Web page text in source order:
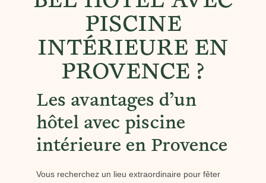
PISCINE
INTÉRIEURE EN
PROVENCE ?
Les avantages d’un
hôtel avec piscine
intérieure en Provence
Vous recherchez un lieu extraordinaire pour fêter